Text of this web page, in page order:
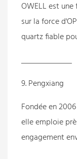
OWELL est
sur la force
quartz fiable
9. Pengxiang
Fondée en
elle emploie
engagement